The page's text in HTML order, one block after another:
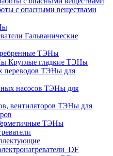
с опасными веществами
Гальванические
ТЭНы
Круглые гладкие ТЭНы
ТЭНы для
ТЭНы для
ТЭНы для
ТЭНы